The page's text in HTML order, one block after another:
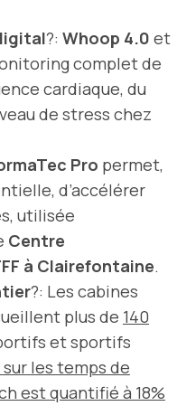
?: Whoop 4.0 et
complet de
cardiaque, du
de stress chez
Pro permet,
d’accélérer
utilisée
Centre
à Clairefontaine.
?: Les cabines
plus de 140
et sportifs
sur les temps de
est quantifié à 18%